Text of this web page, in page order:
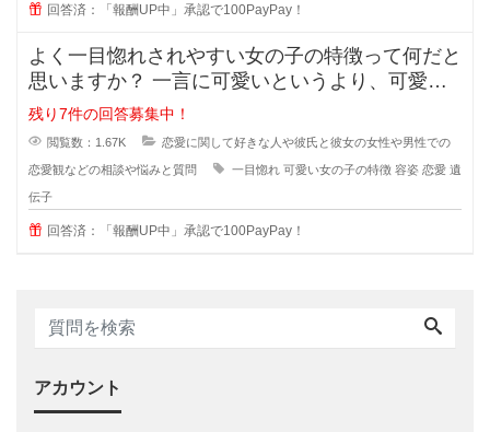
回答済：「報酬UP中」承認で100PayPay！
よく一目惚れされやすい女の子の特徴って何だと
思いますか？ 一言に可愛いというより、可愛い
子なんていくらでもいるのに(綺麗
残り7件の回答募集中！
閲覧数：1.67K 恋愛に関して好きな人や彼氏と彼女の女性や男性での
恋愛観などの相談や悩みと質問 一目惚れ 可愛い女の子の特徴 容姿 恋愛 遺
伝子
回答済：「報酬UP中」承認で100PayPay！
アカウント